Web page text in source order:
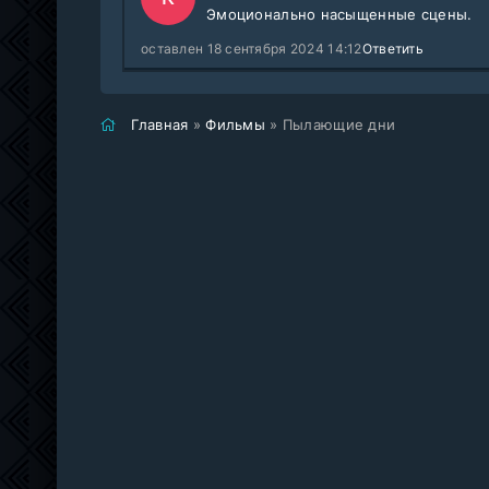
Эмоционально насыщенные сцены.
оставлен 18 сентября 2024 14:12Ответить
Главная »Фильмы » Пылающие дни